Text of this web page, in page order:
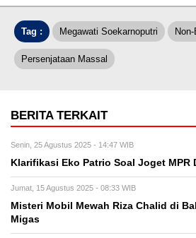
Tag : Megawati Soekarnoputri
Persenjataan Massal
BERITA TERKAIT
Senin, 25 Agustus 2025 - 14:47 WIB
Klarifikasi Eko Patrio Soal Joget MPR
Jumat, 15 Agustus 2025 - 08:33 WIB
Misteri Mobil Mewah Riza Chalid di
Migas